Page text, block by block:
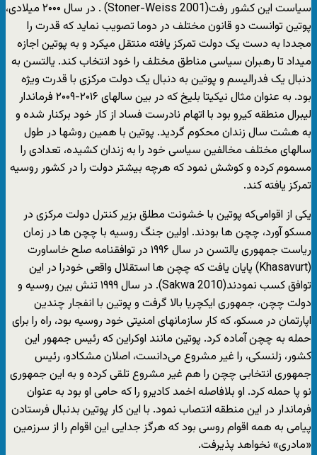
سیاست این کشور رفت(Stoner-Weiss 2001) . در سال ۲۰۰۰ میلادی،
پوتین توانست دو قانون مختلف در دوما تصویب نماید که قدرت را
مجددا به دست یک دولت تمرکز یافته منتقل میکرد و به پوتین اجازه
میداد تا رهبران سیاسی مناطق مختلف را خود انتخاب کند. یالتسن به
دنبال یک فدرالیسم و پوتین به دنبال یک دولت مرکزی با قدرت ویژه
بود. به عنوان مثال نیکیتا بلیخ که در بین سالهای ۲۰۱۶-۲۰۰۹ فرماندار
لیبرال منطقه کیرو بود با اتهام نادرست فساد از کار خود برکنار شده و
به هشت سال زندان محکوم گردید. پوتین با همین روشها در طول
سالهای مختلف مخالفین سیاسی خود را به زندان کشیده، تعدادی را
مسموم کرده و کوشش نمود که هرچه بیشتر دولت را در کشور روسیه
تمرکز یافته کند.
یکی از اقوامی‌که پوتین با خشونت مطلق بزیر کنترل دولت مرکزی در
مسکو آورد، چچن ها بودند. اولین جنگ روسیه با چچن ها در زمان
ریاست جمهوری یالتسن در سال ۱۹۹۶ در توافقنامه صلح خاساورت
(Khasavurt) پایان یافت که چچن ها استقلال واقعی خودرا در این
توافق کسب نمودند(Sakwa 2010). در سال ۱۹۹۹ تنش بین روسیه و
دولت چچن، جمهوری ایکچریا بالا گرفت و پوتین با انفجار چندین
اپارتمان در مسکو، که کار سازمانهای امنیتی خود روسیه بود، راه را برای
حمله به چچن آماده کرد. پوتین مانند اوکراین که رئیس جمهور این
کشور، زلنسکی، را غیر مشروع می‌دانست، اصلان مشکادو، رئیس
جمهوری انتخابی چچن را هم غیر مشروع تلقی کرده و به این جمهوری
نو پا حمله کرد. او بلافاصله اخمد کادیرو را که حامی او بود به عنوان
فرماندار در این منطقه انتصاب نمود. با این کار پوتین بدنبال فرستادن
پیامی به همه اقوام روسی بود که هرگز جدایی این اقوام را از سرزمین
«مادری» نخواهد پذیرفت.